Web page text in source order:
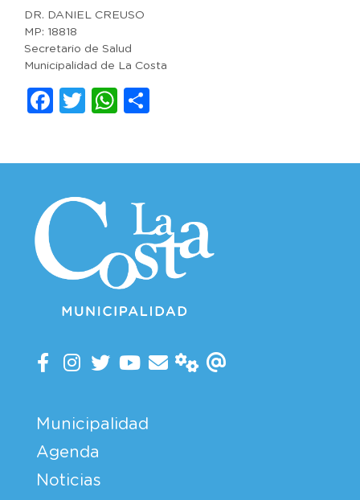
DR. DANIEL CREUSO
MP: 18818
Secretario de Salud
Municipalidad de La Costa
Facebook
TwitterWhatsApp
Municipalidad
Agenda
Noticias